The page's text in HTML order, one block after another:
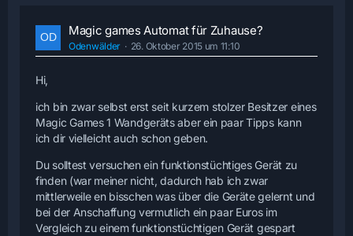
Magic games Automat für Zuhause?
Odenwälder 26. Oktober 2015 um 11:10
Hi,
ich bin zwar selbst erst seit kurzem stolzer Besitzer eines
Magic Games 1 Wandgeräts aber ein paar Tipps kann
ich dir vielleicht auch schon geben.
Du solltest versuchen ein funktionstüchtiges Gerät zu
finden (war meiner nicht, dadurch hab ich zwar
mittlerweile en bisschen was über die Geräte gelernt und
bei der Anschaffung vermutlich ein paar Euros im
Vergleich zu einem funktionstüchtigen Gerät gespart